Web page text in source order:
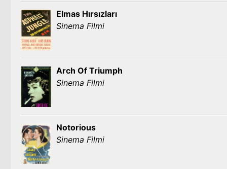
Elmas Hırsızları
Sinema Filmi
Arch Of Triumph
Sinema Filmi
Notorious
Sinema Filmi